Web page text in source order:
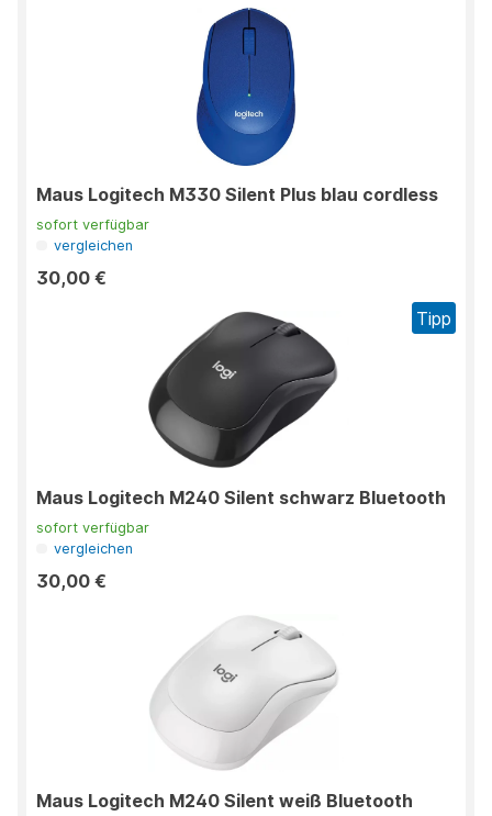
Maus Logitech M330 Silent Plus blau cordless
sofort verfügbar
vergleichen
30,00 €
Tipp
Maus Logitech M240 Silent schwarz Bluetooth
sofort verfügbar
vergleichen
30,00 €
Maus Logitech M240 Silent weiß Bluetooth